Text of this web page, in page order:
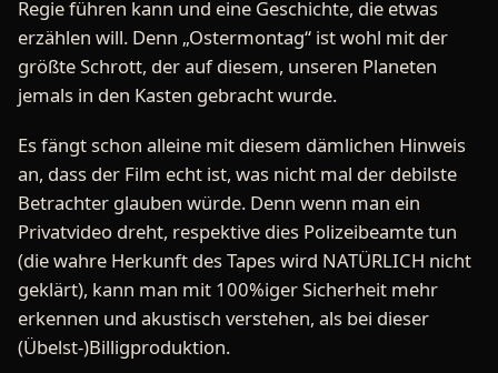
Regie führen kann und eine Geschichte, die etwas
erzählen will. Denn „Ostermontag“ ist wohl mit der
größte Schrott, der auf diesem, unseren Planeten
jemals in den Kasten gebracht wurde.
Es fängt schon alleine mit diesem dämlichen Hinweis
an, dass der Film echt ist, was nicht mal der debilste
Betrachter glauben würde. Denn wenn man ein
Privatvideo dreht, respektive dies Polizeibeamte tun
(die wahre Herkunft des Tapes wird NATÜRLICH nicht
geklärt), kann man mit 100%iger Sicherheit mehr
erkennen und akustisch verstehen, als bei dieser
(Übelst-)Billigproduktion.